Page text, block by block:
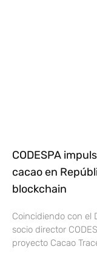
CODESPA
cacao en
blockchain
Coincidiendo con el
socio director
proyecto Cacao